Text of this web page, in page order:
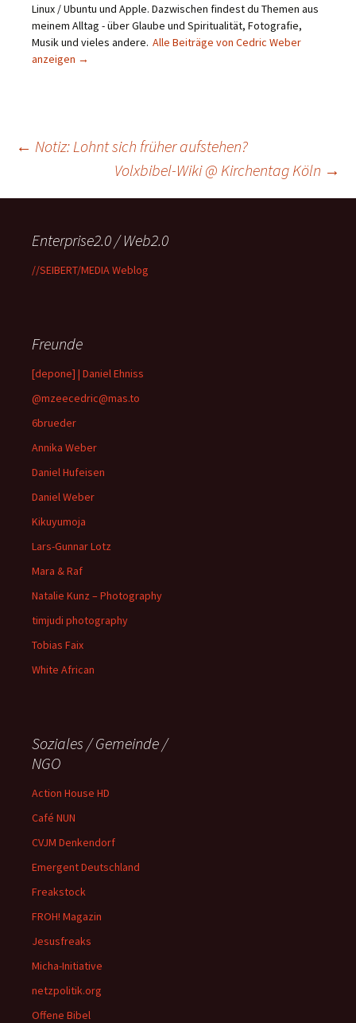
Linux / Ubuntu und Apple. Dazwischen findest du Themen aus
meinem Alltag - über Glaube und Spiritualität, Fotografie,
Musik und vieles andere. Alle Beiträge von Cedric Weber
anzeigen →
Beitragsnavigation
← Notiz: Lohnt sich früher aufstehen?
Volxbibel-Wiki @ Kirchentag Köln →
Enterprise2.0 / Web2.0
//SEIBERT/MEDIA Weblog
Freunde
[depone] | Daniel Ehniss
@mzeecedric@mas.to
6brueder
Annika Weber
Daniel Hufeisen
Daniel Weber
Kikuyumoja
Lars-Gunnar Lotz
Mara & Raf
Natalie Kunz – Photography
timjudi photography
Tobias Faix
White African
Soziales / Gemeinde /
NGO
Action House HD
Café NUN
CVJM Denkendorf
Emergent Deutschland
Freakstock
FROH! Magazin
Jesusfreaks
Micha-Initiative
netzpolitik.org
Offene Bibel